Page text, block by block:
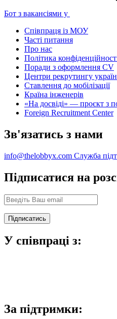
Бот з вакансіями у
Співпраця із МОУ
Часті питання
Про нас
Політика
Поради з оформлення CV
Центри рекрутингу
Ставлення до мобілізації
Країна інженерів
«На досвіді» — проєкт з
Foreign Recruitment Center
Зв'язатись з нами
info@thelobbyx.com Служба
Підписатися на
У співпраці з:
За підтримки: